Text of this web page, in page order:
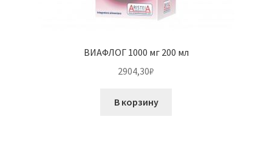
ВИАФЛОГ 1000 мг 200 мл
2904,30₽
В корзину